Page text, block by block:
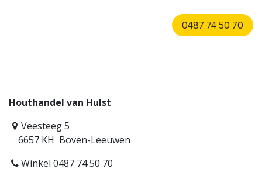
0487 74 50 70
Houthandel van Hulst
Veesteeg 5
6657 KH Boven-Leeuwen
Winkel 0487 74 50 70